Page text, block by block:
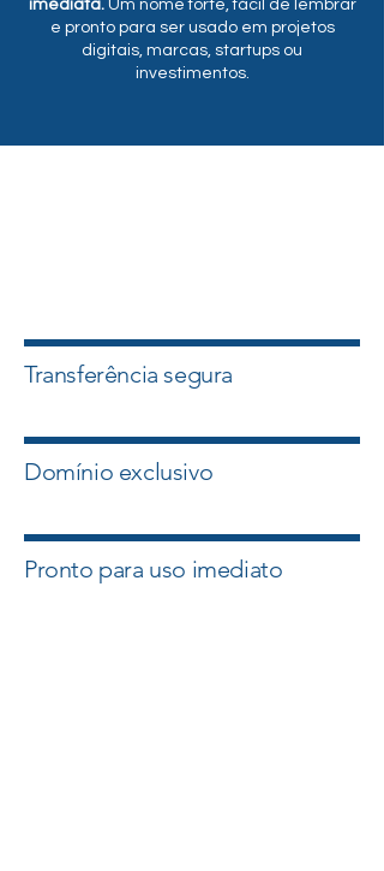
imediata. Um nome forte, fácil de lembrar
e pronto para ser usado em projetos
digitais, marcas, startups ou
investimentos.
Transferência segura
Domínio exclusivo
Pronto para uso imediato